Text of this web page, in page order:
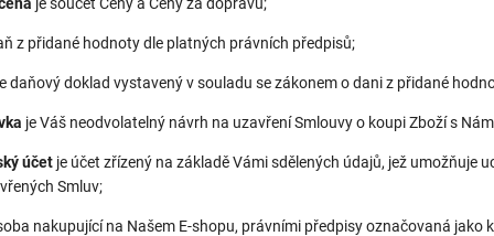
z přidané hodnoty dle platných právních předpisů;
daňový doklad vystavený v souladu se zákonem o dani z přidané
je Váš neodvolatelný návrh na uzavření Smlouvy o koupi Zboží s
účet je účet zřízený na základě Vámi sdělených údajů, jež
Smluv;
nakupující na Našem E-shopu, právními předpisy označovaná jako